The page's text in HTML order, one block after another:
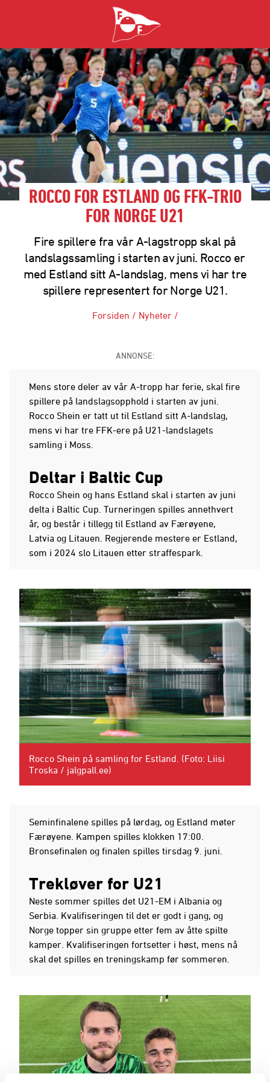
ROCCO FOR ESTLAND OG FFK-TRIO
FOR NORGE U21
Fire spillere fra vår A-lagstropp skal på
landslagssamling i starten av juni. Rocco er
med Estland sitt A-landslag, mens vi har tre
spillere representert for Norge U21.
Forsiden / Nyheter /
ANNONSE:
Mens store deler av vår A-tropp har ferie, skal fire
spillere på landslagsopphold i starten av juni.
Rocco Shein er tatt ut til Estland sitt A-landslag,
mens vi har tre FFK-ere på U21-landslagets
samling i Moss.
Deltar i Baltic Cup
Rocco Shein og hans Estland skal i starten av juni
delta i Baltic Cup. Turneringen spilles annethvert
år, og består i tillegg til Estland av Færøyene,
Latvia og Litauen. Regjerende mestere er Estland,
som i 2024 slo Litauen etter straffespark.
Rocco Shein på samling for Estland. (Foto: Liisi
Troska / jalgpall.ee)
Seminfinalene spilles på lørdag, og Estland møter
Færøyene. Kampen spilles klokken 17:00.
Bronsefinalen og finalen spilles tirsdag 9. juni.
Trekløver for U21
Neste sommer spilles det U21-EM i Albania og
Serbia. Kvalifiseringen til det er godt i gang, og
Norge topper sin gruppe etter fem av åtte spilte
kamper. Kvalifiseringen fortsetter i høst, mens nå
skal det spilles en treningskamp før sommeren.